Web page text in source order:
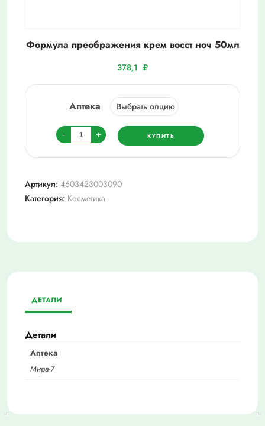
Формула преображения крем восст ноч 50мл
378,1 ₽
Аптека
-
Количество
товара
Формула
крем
восст
+ КУПИТЬ
Артикул: 4603423003090
Категория: Косметика
ДЕТАЛИ
Детали
Аптека
Мира-7